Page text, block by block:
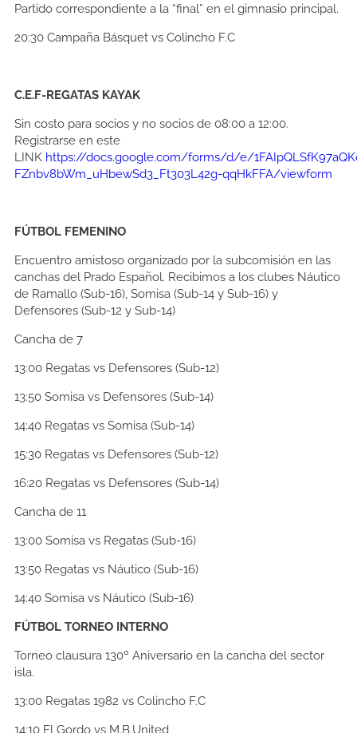
Partido correspondiente a la “final” en el gimnasio principal.
20:30 Campaña Básquet vs Colincho F.C
C.E.F-REGATAS KAYAK
Sin costo para socios y no socios de 08:00 a 12:00.
Registrarse en este
LINK https://docs.google.com/forms/d/e/
FZnbv8bWm_uHbewSd3_Ft303L42g-qqHkFFA/viewform
FÚTBOL FEMENINO
Encuentro amistoso organizado por la subcomisión en las
canchas del Prado Español. Recibimos a los clubes Náutico
de Ramallo (Sub-16), Somisa (Sub-14 y Sub-16) y
Defensores (Sub-12 y Sub-14)
Cancha de 7
13:00 Regatas vs Defensores (Sub-12)
13:50 Somisa vs Defensores (Sub-14)
14:40 Regatas vs Somisa (Sub-14)
15:30 Regatas vs Defensores (Sub-12)
16:20 Regatas vs Defensores (Sub-14)
Cancha de 11
13:00 Somisa vs Regatas (Sub-16)
13:50 Regatas vs Náutico (Sub-16)
14:40 Somisa vs Náutico (Sub-16)
FÚTBOL TORNEO INTERNO
Torneo clausura 130º Aniversario en la cancha del sector
isla.
13:00 Regatas 1982 vs Colincho F.C
14:10 El Gordo vs M.B.United